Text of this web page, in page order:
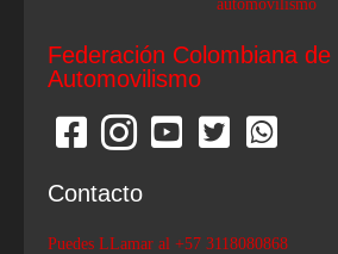
Federación Colombiana de
Automovilismo
Contacto
Puedes LLamar al +57 3118080868